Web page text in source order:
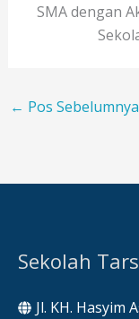
SMA dengan
← Pos Sebelumnya
Sekolah
Jl. KH. Hasyim